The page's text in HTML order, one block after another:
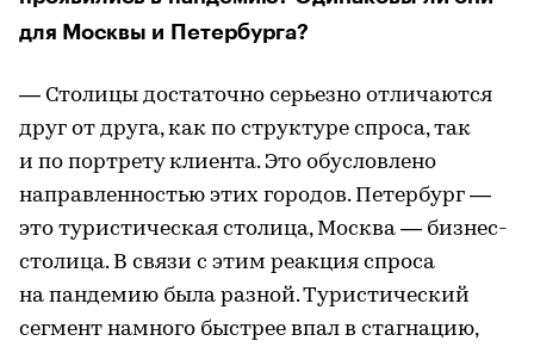
для Москвы и Петербурга?
— Столицы достаточно серьезно отличаются
друг от друга, как по структуре спроса, так
и по портрету клиента. Это обусловлено
направленностью этих городов. Петербург —
это туристическая столица, Москва — бизнес-
столица. В связи с этим реакция спроса
на пандемию была разной. Туристический
сегмент намного быстрее впал в стагнацию,